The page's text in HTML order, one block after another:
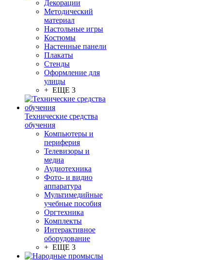
Декорации
Методический
материал
Настольные игры
Костюмы
Настенные панели
Плакаты
Стенды
Оформление для
улицы
+ ЕЩЕ 3
Технические средства
обучения
Компьютеры и
периферия
Телевизоры и
медиа
Аудиотехника
Фото- и видио
аппаратура
Мультимедийные
учебные пособия
Оргтехника
Комплекты
Интерактивное
оборудование
+ ЕЩЕ 3